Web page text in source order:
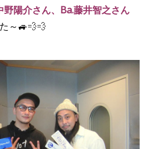
野陽介さん、Ba.藤井智之さん
～🚙💨💨